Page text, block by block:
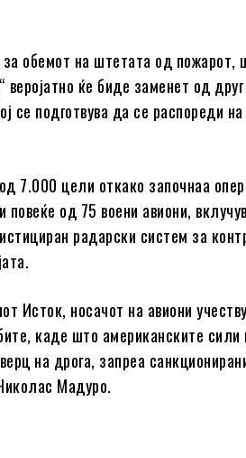
за обемот на штетата од пожарот,
ќе биде заменет од
се подготвува да се распореди
7.000 цели откако започнаа
од 75 воени авиони,
радарски систем за
Исток, носачот на авиони
каде што американските сили
на дрога, запреа
Мадуро.